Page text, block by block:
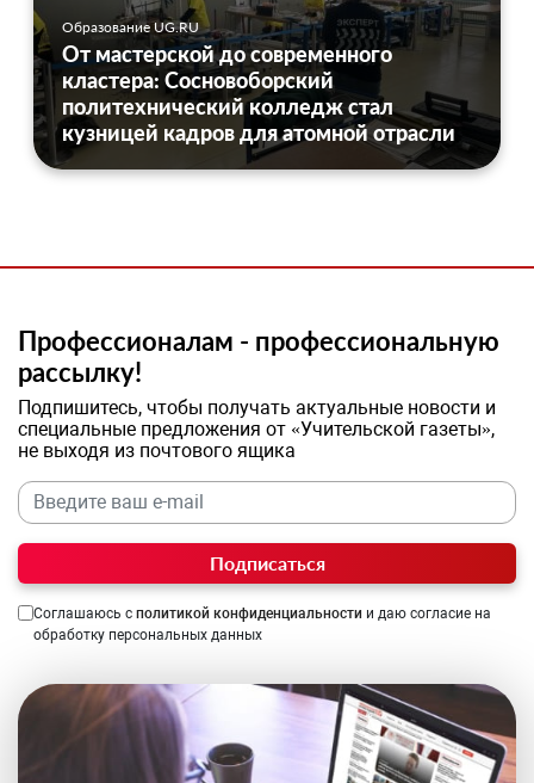
Образование UG.RU
От мастерской до современного
кластера: Сосновоборский
политехнический колледж стал
кузницей кадров для атомной отрасли
Профессионалам - профессиональную
рассылку!
Подпишитесь, чтобы получать актуальные новости и
специальные предложения от «Учительской газеты»,
не выходя из почтового ящика
Подписаться
Соглашаюсь с политикой конфиденциальности и даю согласие на
обработку персональных данных